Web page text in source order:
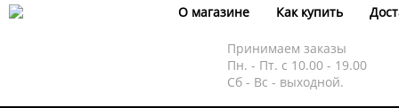
О магазине Как купить
Принимаем заказы
Пн. - Пт. с 10.00 - 19.00
Сб - Вс - выходной.